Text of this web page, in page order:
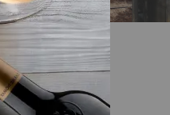
Viejo